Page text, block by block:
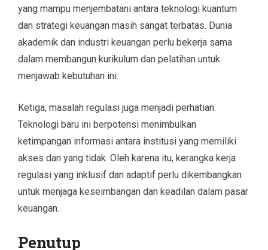
yang mampu menjembatani antara teknologi kuantum
dan strategi keuangan masih sangat terbatas. Dunia
akademik dan industri keuangan perlu bekerja sama
dalam membangun kurikulum dan pelatihan untuk
menjawab kebutuhan ini.
Ketiga, masalah regulasi juga menjadi perhatian.
Teknologi baru ini berpotensi menimbulkan
ketimpangan informasi antara institusi yang memiliki
akses dan yang tidak. Oleh karena itu, kerangka kerja
regulasi yang inklusif dan adaptif perlu dikembangkan
untuk menjaga keseimbangan dan keadilan dalam pasar
keuangan.
Penutup